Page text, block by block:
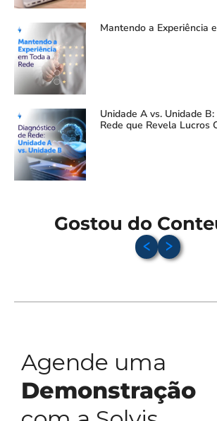
Mantendo a Experiência
Unidade A vs. Unidade
Rede que Revela Lucros
Gostou do
Agende uma
Demonstração